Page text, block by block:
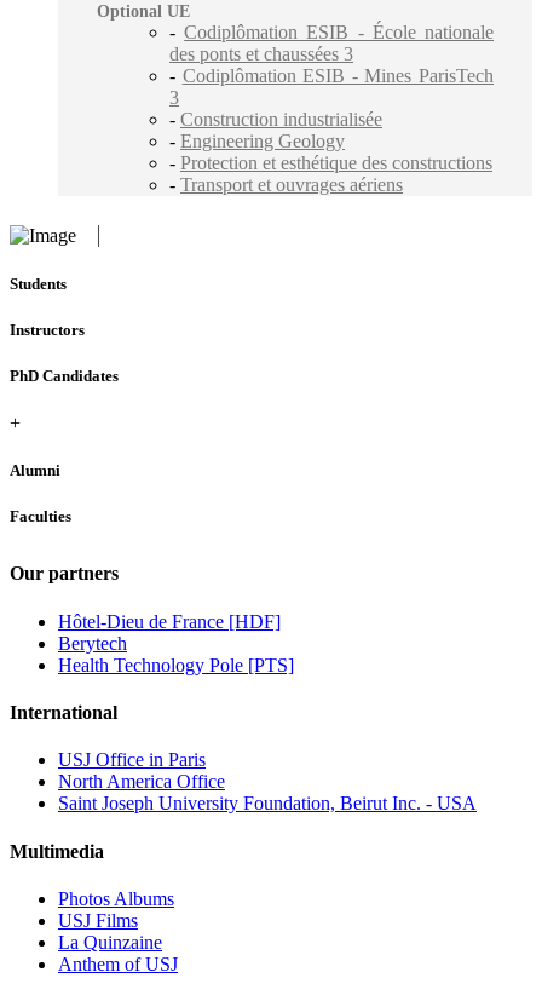
Optional UE
-Codiplômation ESIB - École nationale
des ponts et chaussées 3
- Codiplômation ESIB - Mines ParisTech
3
- Construction industrialisée
- Engineering Geology
- Protection et esthétique des constructions
- Transport et ouvrages aériens
Students
Instructors
PhD Candidates
+
Alumni
Faculties
Our partners
Hôtel-Dieu de France [HDF]
Berytech
Health Technology Pole [PTS]
International
USJ Office in Paris
North America Office
Saint Joseph University Foundation, Beirut Inc. - USA
Multimedia
Photos Albums
USJ Films
La Quinzaine
Anthem of USJ